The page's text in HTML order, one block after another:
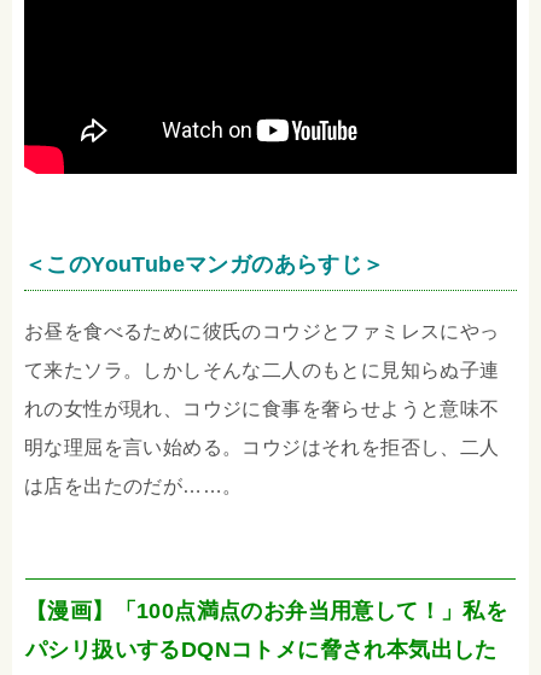
＜このYouTubeマンガのあらすじ＞
お昼を食べるために彼氏のコウジとファミレスにやっ
て来たソラ。しかしそんな二人のもとに見知らぬ子連
れの女性が現れ、コウジに食事を奢らせようと意味不
明な理屈を言い始める。コウジはそれを拒否し、二人
は店を出たのだが……。
【漫画】「100点満点のお弁当用意して！」私を
パシリ扱いするDQNコトメに脅され本気出した